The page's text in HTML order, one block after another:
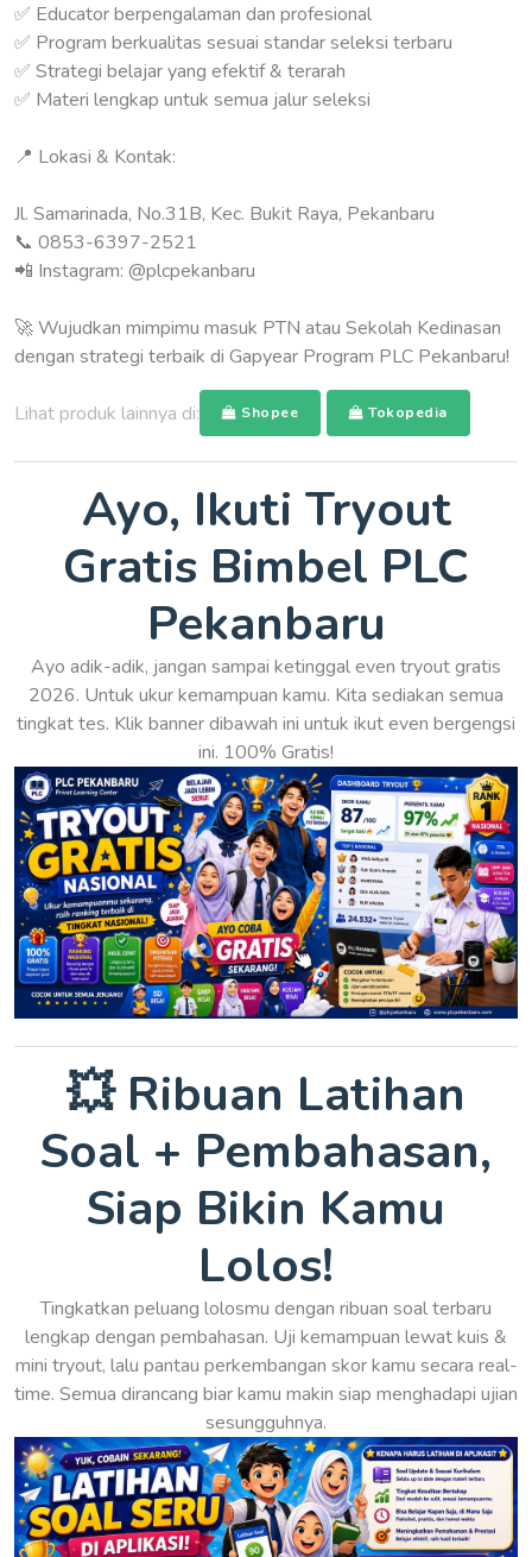
✅ Educator berpengalaman dan profesional
✅ Program berkualitas sesuai standar seleksi terbaru
✅ Strategi belajar yang efektif & terarah
✅ Materi lengkap untuk semua jalur seleksi
📍 Lokasi & Kontak:
Jl. Samarinada, No.31B, Kec. Bukit Raya, Pekanbaru
📞 0853-6397-2521
📲 Instagram: @plcpekanbaru
🚀 Wujudkan mimpimu masuk PTN atau Sekolah Kedinasan
dengan strategi terbaik di Gapyear Program PLC Pekanbaru!
Lihat produk lainnya di: Shopee Tokopedia
Ayo, Ikuti Tryout
Gratis Bimbel PLC
Pekanbaru
Ayo adik-adik, jangan sampai ketinggal even tryout gratis
2026. Untuk ukur kemampuan kamu. Kita sediakan semua
tingkat tes. Klik banner dibawah ini untuk ikut even bergengsi
ini. 100% Gratis!
💥 Ribuan Latihan
Soal + Pembahasan,
Siap Bikin Kamu
Lolos!
Tingkatkan peluang lolosmu dengan ribuan soal terbaru
lengkap dengan pembahasan. Uji kemampuan lewat kuis &
mini tryout, lalu pantau perkembangan skor kamu secara real-
time. Semua dirancang biar kamu makin siap menghadapi ujian
sesungguhnya.